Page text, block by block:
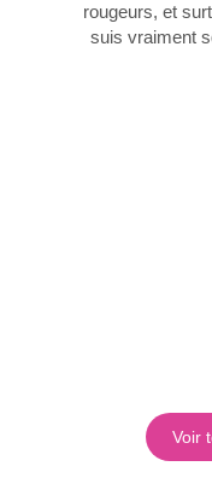
rougeurs, et
suis vraiment
séances ,j’ai
enlever le
Voir